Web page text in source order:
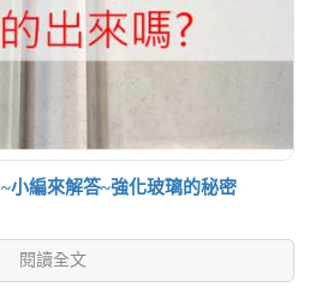
小編來解答~強化玻璃的秘密
閱讀全文